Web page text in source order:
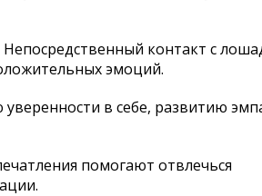
контакт с
эмоций.
в себе, развитию
помогают отвлечься